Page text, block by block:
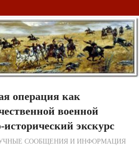
операция как
военной
экскурс
по Редакции
СООБЩЕНИЯ И ИНФОРМАЦИЯ